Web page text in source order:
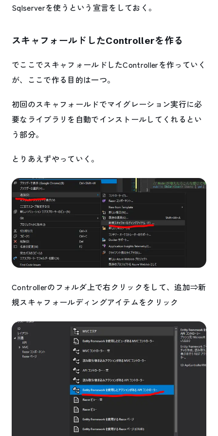
Sqlserverを使うという宣言をしておく。
スキャフォールドしたControllerを作る
でここでスキャフォールドしたControllerを作っていく
が、ここで作る目的は一つ。
初回のスキャフォールドでマイグレーション実行に必
要なライブラリを自動でインストールしてくれるとい
う部分。
とりあえずやっていく。
Controllerのフォルダ上で右クリックをして、追加⇒新
規スキャフォールディングアイテムをクリック